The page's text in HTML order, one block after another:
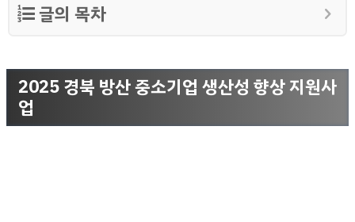
글의 목차
2025 경북 방산 중소기업 생산성 향상 지원사
업